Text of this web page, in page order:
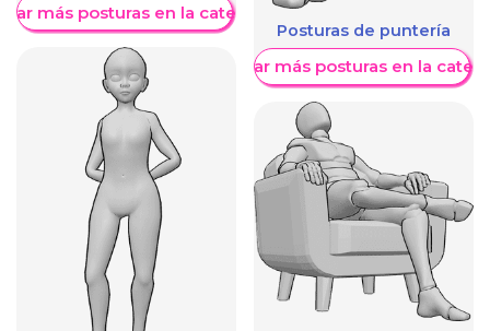
más posturas en la categoría
Posturas de puntería
Mostrar más posturas en la